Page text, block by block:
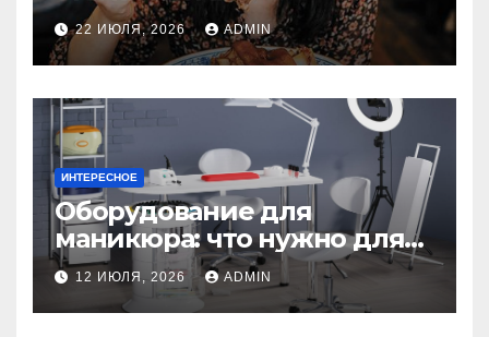
рекомендации для
здоровья зубов
22 ИЮЛЯ, 2026 ADMIN
ИНТЕРЕСНОЕ
Оборудование для
маникюра: что нужно для
идеального маникюра
12 ИЮЛЯ, 2026 ADMIN